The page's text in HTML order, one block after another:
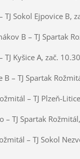
Sokol Ejpovice B,
B – TJ Spartak
Kyšice A, zač. 10.30
– TJ Spartak
– TJ Plzeň-
TJ Spartak
– TJ Sokol